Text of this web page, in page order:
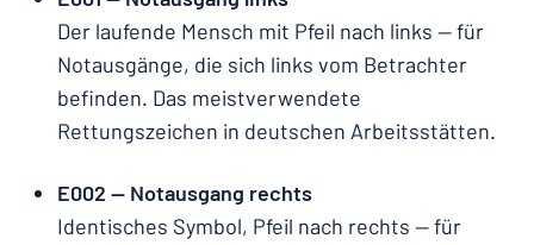
Der laufende Mensch mit Pfeil nach links — für
Notausgänge, die sich links vom Betrachter
befinden. Das meistverwendete
Rettungszeichen in deutschen Arbeitsstätten.
E002 — Notausgang rechts
Identisches Symbol, Pfeil nach rechts — für